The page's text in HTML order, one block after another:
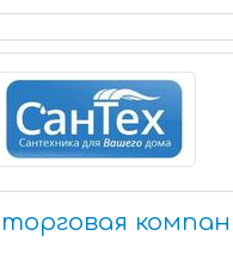
торговая